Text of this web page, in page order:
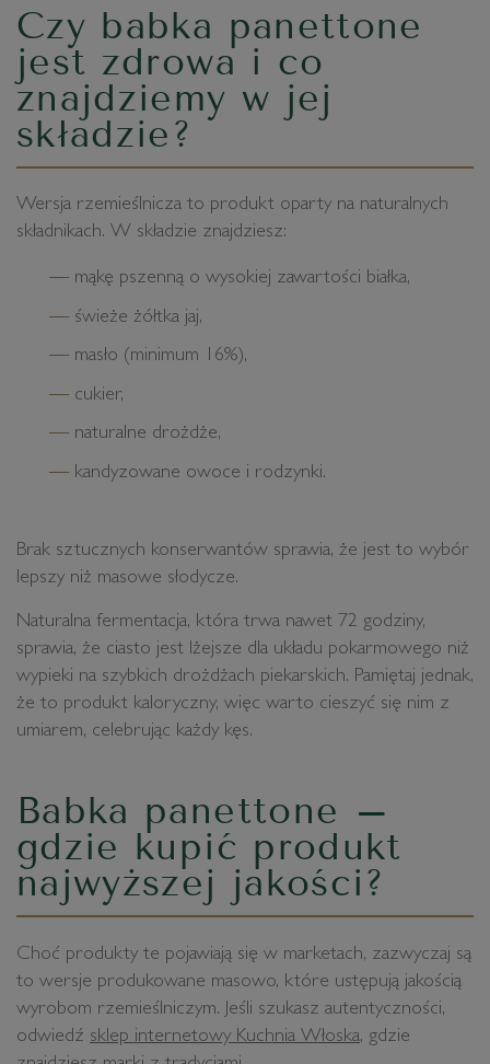
Czy babka panettone
jest zdrowa i co
znajdziemy w jej
składzie?
Wersja rzemieślnicza to produkt oparty na naturalnych
składnikach. W składzie znajdziesz:
mąkę pszenną o wysokiej zawartości białka,
świeże żółtka jaj,
masło (minimum 16%),
cukier,
naturalne drożdże,
kandyzowane owoce i rodzynki.
Brak sztucznych konserwantów sprawia, że jest to wybór
lepszy niż masowe słodycze.
Naturalna fermentacja, która trwa nawet 72 godziny,
sprawia, że ciasto jest lżejsze dla układu pokarmowego niż
wypieki na szybkich drożdżach piekarskich. Pamiętaj jednak,
że to produkt kaloryczny, więc warto cieszyć się nim z
umiarem, celebrując każdy kęs.
Babka panettone –
gdzie kupić produkt
najwyższej jakości?
Choć produkty te pojawiają się w marketach, zazwyczaj są
to wersje produkowane masowo, które ustępują jakością
wyrobom rzemieślniczym. Jeśli szukasz autentyczności,
odwiedź sklep internetowy Kuchnia Włoska, gdzie